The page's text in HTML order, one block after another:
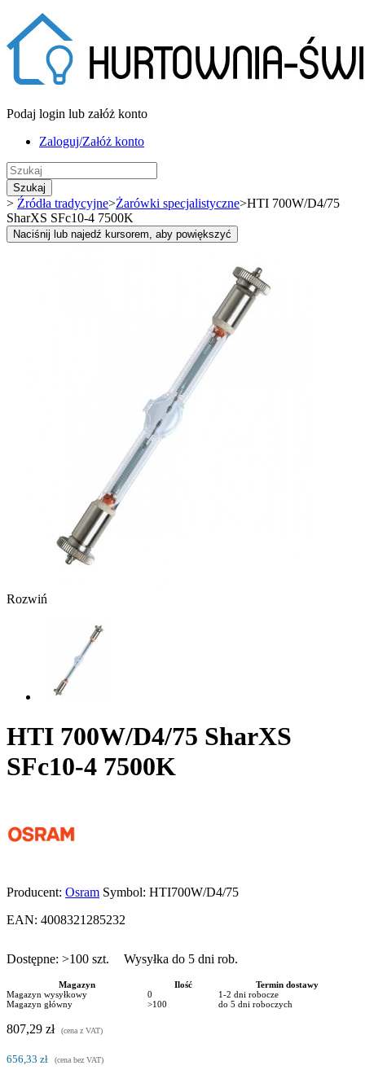
Podaj login lub załóż konto
Zaloguj/Załóż konto
Szukaj
> Źródła tradycyjne>Żarówki specjalistyczne>HTI 700W/D4/75
SharXS SFc10-4 7500K
Naciśnij lub najedź kursorem, aby powiększyć
Rozwiń
HTI 700W/D4/75 SharXS
SFc10-4 7500K
Producent: Osram Symbol: HTI700W/D4/75
EAN: 4008321285232
Dostępne: >100 szt. Wysyłka do 5 dni rob.
Magazyn Ilość
Termin dostawy
Magazyn wysyłkowy
0
1-2 dni robocze
Magazyn główny
>100 do 5 dni roboczych
807,29 zł (cena z VAT)
656,33 zł (cena bez VAT)